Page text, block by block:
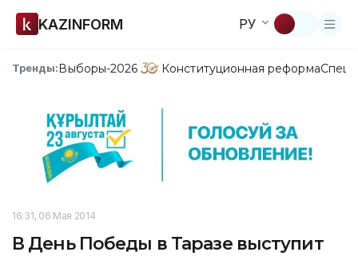
KAZINFORM РУ
Тренды:Выборы-2026 Конституционная реформа
16:31, 06 Мая 2014
В День Победы в Таразе выступит